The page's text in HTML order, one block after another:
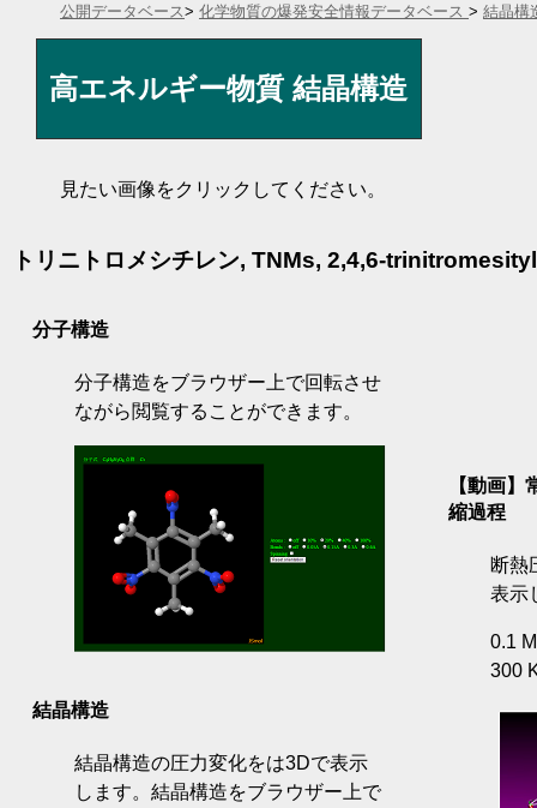
公開データベース> 化学物質の爆発安全情報データベース > 結晶構
高エネルギー物質 結晶構造
見たい画像をクリックしてください。
トリニトロメシチレン, TNMs, 2,4,6-
分子構造
分子構造をブラウザー上で回転させ
ながら閲覧することができます。
【動画
縮過程
断熱
表示
0.1
300
結晶構造
結晶構造の圧力変化をは3Dで表示
します。結晶構造をブラウザー上で